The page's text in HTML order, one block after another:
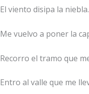
El viento disipa la niebla.
Me vuelvo a poner la
Recorro el tramo que
Entro al valle que me